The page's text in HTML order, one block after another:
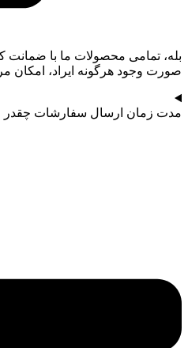
بله، تمامی محصولات ما با ضمانت
صورت وجود هرگونه ایراد، امکان
مدت زمان ارسال سفارشات